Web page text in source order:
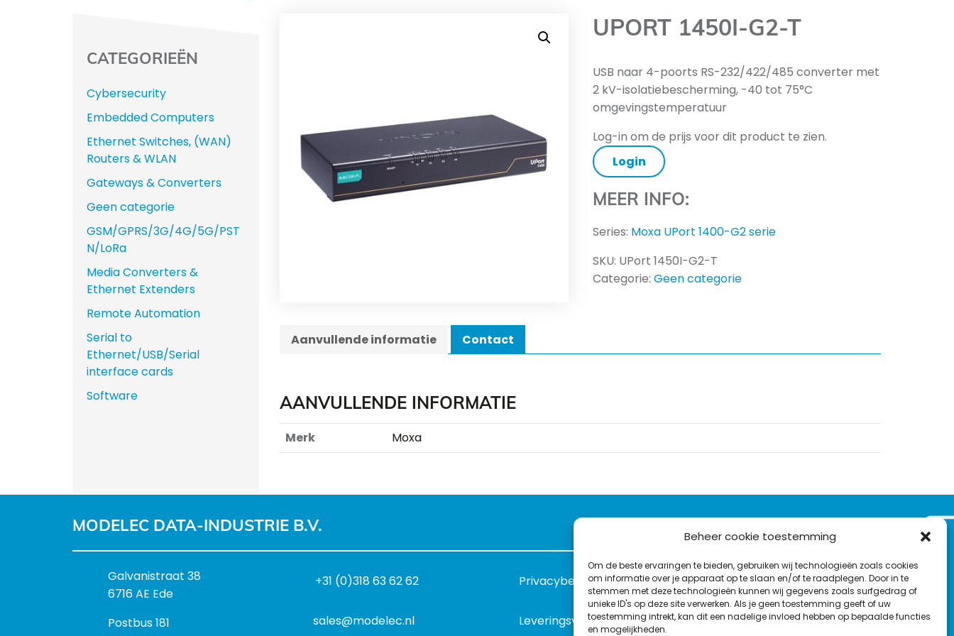
Beheer cookie toestemming
Om de beste ervaringen te bieden, gebruiken wij technologieën zoals cookies
om informatie over je apparaat op te slaan en/of te raadplegen. Door in te
stemmen met deze technologieën kunnen wij gegevens zoals surfgedrag of
unieke ID's op deze site verwerken. Als je geen toestemming geeft of uw
toestemming intrekt, kan dit een nadelige invloed hebben op bepaalde functies
en mogelijkheden.
UPORT 1450I-G2-T
USB naar 4-poorts RS-232/422/485 converter met
2 kV-isolatiebescherming, -40 tot 75°C
omgevingstemperatuur
Log-in om de prijs voor dit product te zien.
Login
MEER INFO:
Series: Moxa UPort 1400-G2 serie
SKU: UPort 1450I-G2-T
Categorie:Geen categorie
Aanvullende informatie Contact
AANVULLENDE INFORMATIE
Merk Moxa
CATEGORIEËN
Cybersecurity
Embedded Computers
Ethernet Switches, (WAN)
Routers & WLAN
Gateways & Converters
Geen categorie
GSM/GPRS/3G/4G/5G/PST
N/LoRa
Media Converters &
Ethernet Extenders
Remote Automation
Serial to
Ethernet/USB/Serial
interface cards
Software
MODELEC DATA-INDUSTRIE B.V.
B
e
o
Galvanistraat 38
6716 AE Ede
P
Postbus 181
+31 (0)318 63 62 62
sales@modelec.nl
Privacybeleid
Leveringsvoorwaarden
VOLG ONS OP:
L
i
nT
w
F
a
c
Y
o
u
C
o
n